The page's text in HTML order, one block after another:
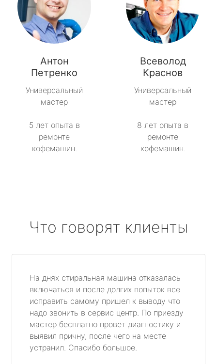
Антон
Петренко
Универсальный
мастер
5 лет опыта в
ремонте
кофемашин.
Всеволод
Краснов
Универсальный
мастер
8 лет опыта в
ремонте
кофемашин.
Что говорят клиенты
На днях стиральная машина отказалась
включаться и после долгих попыток все
исправить самому пришел к выводу что
надо звонить в сервис центр. По приезду
мастер бесплатно провет диагностику и
выявил причну, после чего на месте
устранил. Спасибо большое.